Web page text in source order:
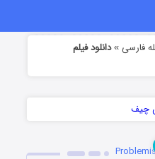
فارسی »دانلود فیلم